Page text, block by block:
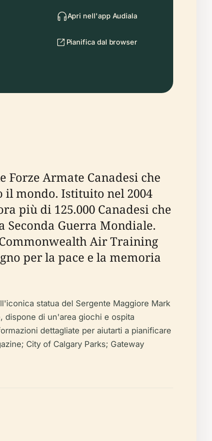
Apri nell'app Audiala
Pianifica dal browser
Armate Canadesi che
mondo. Istituito nel 2004
più di 125.000 Canadesi che
Guerra Mondiale.
Air Training
per la pace e la memoria
statua del Sergente Maggiore Mark
dispone di un'area giochi e ospita
dettagliate per aiutarti a pianificare
City of Calgary Parks; Gateway